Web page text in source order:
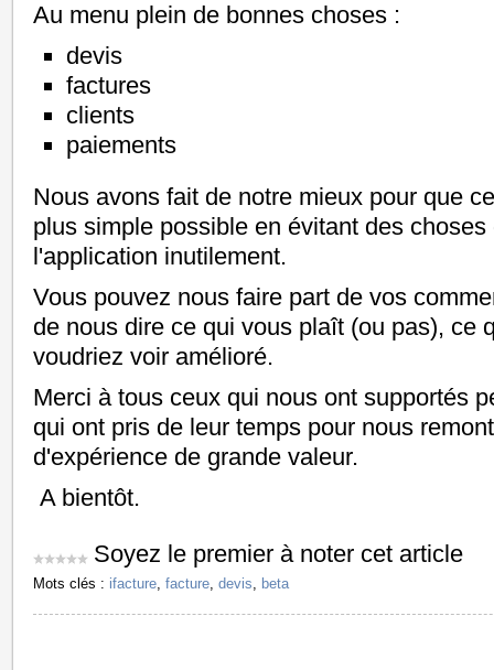
Au menu plein de bonnes choses :
devis
factures
clients
paiements
Nous avons fait de notre mieux pour que
plus simple possible en évitant des
l'application inutilement.
Vous pouvez nous faire part de vos
de nous dire ce qui vous plaît (ou pas), ce
voudriez voir amélioré.
Merci à tous ceux qui nous ont supportés
qui ont pris de leur temps pour nous
d'expérience de grande valeur.
A bientôt.
Soyez le premier à noter cet article
Mots clés : ifacture, facture, devis, beta